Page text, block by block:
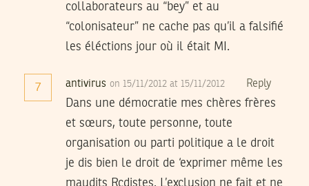
collaborateurs au “bey” et au
“colonisateur” ne cache pas qu’il a falsifié
les éléctions jour où il était MI.
7 antivirus on 15/11/2012 at 15/11/2012 Reply
Dans une démocratie mes chères frères
et sœurs, toute personne, toute
organisation ou parti politique a le droit
je dis bien le droit de ‘exprimer même les
maudits Rcdistes. L’exclusion ne fait et ne